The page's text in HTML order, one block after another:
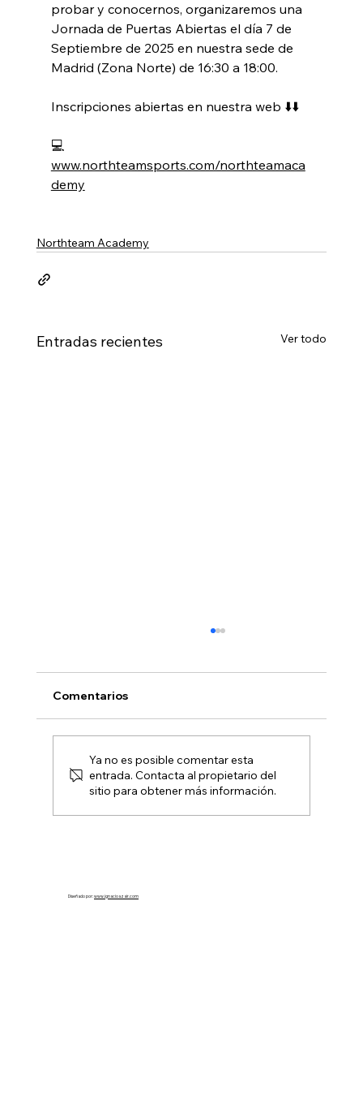
probar y conocernos, organizaremos una
Jornada de Puertas Abiertas el día 7 de
Septiembre de 2025 en nuestra sede de
Madrid (Zona Norte) de 16:30 a 18:00.
Inscripciones abiertas en nuestra web ⬇️⬇️
💻
www.northteamsports.com/northteamaca
demy
Northteam Academy
Entradas recientes Ver todo
Jornada de Puertas Abiertas
Comentarios
Ya no es posible comentar esta
entrada. Contacta al propietario del
sitio para obtener más información.
Diseñado por:www.ignacioazair.com